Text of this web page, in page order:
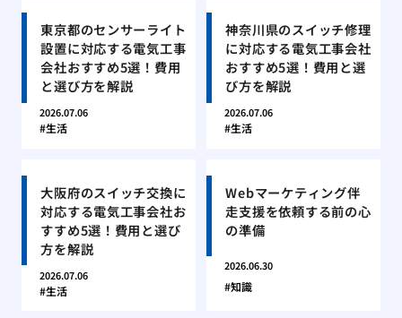
東京都のセンサーライト
設置に対応する電気工事
会社おすすめ5選！費用
と選び方を解説
2026.07.06
生活
神奈川県のスイッチ修理
に対応する電気工事会社
おすすめ5選！費用と選
び方を解説
2026.07.06
生活
大阪府のスイッチ交換に
対応する電気工事会社お
すすめ5選！費用と選び
方を解説
2026.07.06
生活
Webマーケティング伴
走支援を依頼する前の心
の準備
2026.06.30
知識